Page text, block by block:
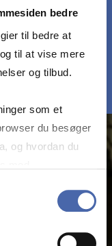
bedre
til bedre at
til at vise mere
og tilbud.
som et
du besøger
og hvordan du
kan altid trække
om året i